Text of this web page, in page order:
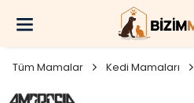
Tüm Mamalar Kedi Mamaları